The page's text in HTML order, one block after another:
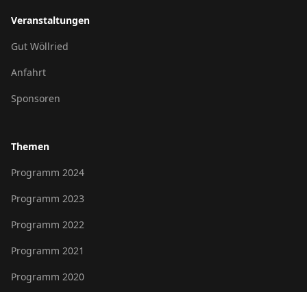
Veranstaltungen
Gut Wöllried
Anfahrt
Sponsoren
Themen
Programm 2024
Programm 2023
Programm 2022
Programm 2021
Programm 2020